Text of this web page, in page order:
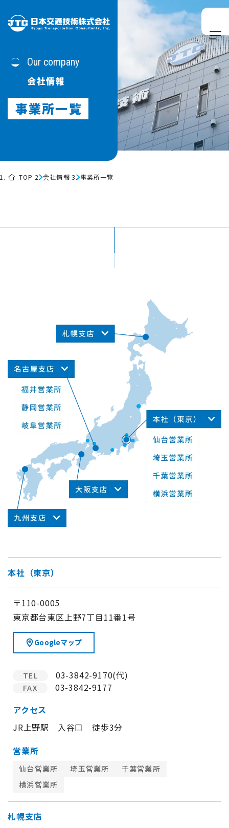
Our company
会社情報
事業所一覧
TOP 会社情報 事業所一覧
本社（東京）
〒110-0005
東京都台東区上野7丁目11番1号
Googleマップ
TEL 03-3842-9170(代)
FAX
03-3842-9177
アクセス
JR上野駅 入谷口 徒歩3分
営業所
仙台営業所 埼玉営業所
千葉営業所
横浜営業所
札幌支店